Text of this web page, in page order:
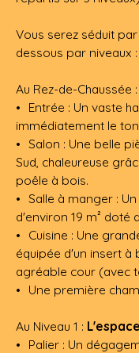
Vous serez séduit
dessous par niveaux :
Au Rez-de-Chaussée :
Entrée : Un vaste
immédiatement le
Salon : Une belle
Sud, chaleureuse
poêle à bois.
Salle à manger :
d'environ 19 m² doté
Cuisine : Une
équipée d'un insert à
agréable cour (avec
Une première
Au Niveau 1 :
Palier : Un